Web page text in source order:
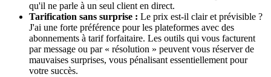
qu'il ne parle à un seul client en direct.
Tarification sans surprise : Le prix est-il clair et prévisible ?
J'ai une forte préférence pour les plateformes avec des
abonnements à tarif forfaitaire. Les outils qui vous facturent
par message ou par « résolution » peuvent vous réserver de
mauvaises surprises, vous pénalisant essentiellement pour
votre succès.